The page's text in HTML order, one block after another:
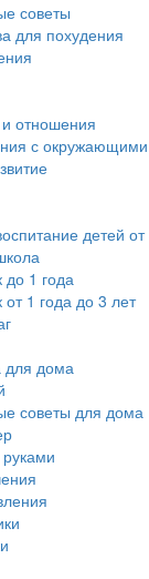
советы
для похудения
отношения
с окружающими
детей
до 1 года
от 1 года до 3 лет
для дома
советы для дома